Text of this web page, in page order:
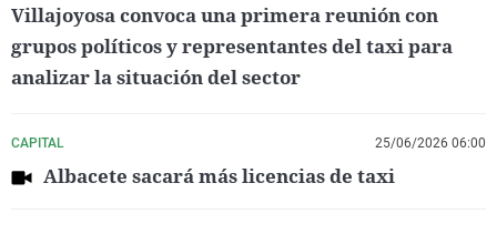
Villajoyosa convoca una primera reunión con
grupos políticos y representantes del taxi para
analizar la situación del sector
CAPITAL 25/06/2026 06:00
Albacete sacará más licencias de taxi